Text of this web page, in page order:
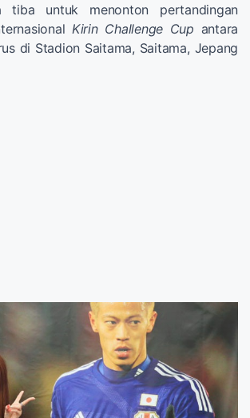
untuk menonton pertandingan
Kirin Challenge Cup antara
di Stadion Saitama, Saitama, Jepang